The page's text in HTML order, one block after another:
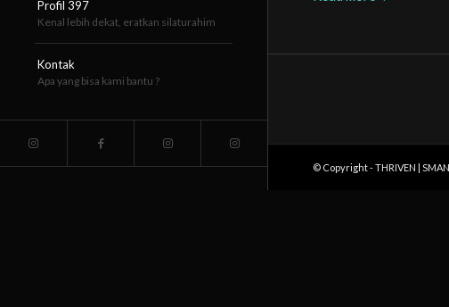
Profil 397
Kenal lebih dekat, eratkan silaturahim
Kontak
Apa yang bisa kami bantu ?
© Copyright - THRIVEN |